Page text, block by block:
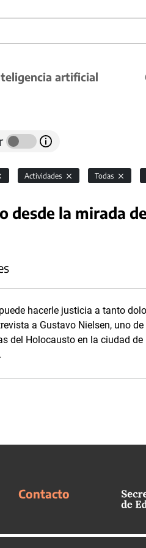
artificial
Actividades Todas
desde la mirada
hacerle justicia a tanto
a Gustavo Nielsen, uno
del Holocausto en la ciudad
Contacto